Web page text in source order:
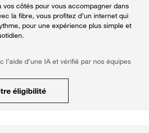
vos côtés pour vous accompagner dans
la fibre, vous profitez d’un internet qui
pour une expérience plus simple et
l’aide d’une IA et vérifié par nos équipes
éligibilité